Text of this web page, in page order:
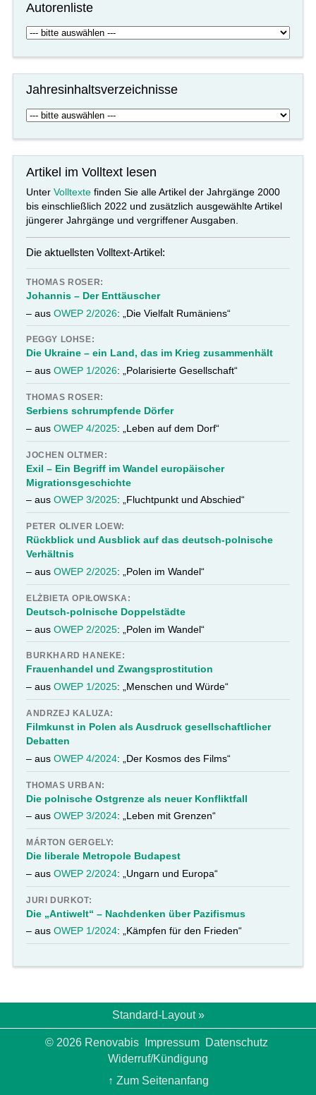
Autorenliste
Jahresinhaltsverzeichnisse
Artikel im Volltext lesen
UnterVolltexte finden Sie alle Artikel der Jahrgänge 2000
bis einschließlich 2022 und zusätzlich ausgewählte Artikel
jüngerer Jahrgänge und vergriffener Ausgaben.
Die aktuellsten Volltext-Artikel:
THOMAS ROSER:
Johannis – Der Enttäuscher
– ausOWEP 2/2026: „Die Vielfalt Rumäniens“
PEGGY LOHSE:
Die Ukraine – ein Land, das im Krieg zusammenhält
– ausOWEP 1/2026: „Polarisierte Gesellschaft“
THOMAS ROSER:
Serbiens schrumpfende Dörfer
– ausOWEP 4/2025: „Leben auf dem Dorf“
JOCHEN OLTMER:
Exil – Ein Begriff im Wandel europäischer
Migrationsgeschichte
– ausOWEP 3/2025: „Fluchtpunkt und Abschied“
PETER OLIVER LOEW:
Rückblick und Ausblick auf das deutsch-polnische
Verhältnis
– ausOWEP 2/2025: „Polen im Wandel“
ELŻBIETA OPIŁOWSKA:
Deutsch-polnische Doppelstädte
– ausOWEP 2/2025: „Polen im Wandel“
BURKHARD HANEKE:
Frauenhandel und Zwangsprostitution
– ausOWEP 1/2025: „Menschen und Würde“
ANDRZEJ KALUZA:
Filmkunst in Polen als Ausdruck gesellschaftlicher
Debatten
– ausOWEP 4/2024: „Der Kosmos des Films“
THOMAS URBAN:
Die polnische Ostgrenze als neuer Konfliktfall
– ausOWEP 3/2024: „Leben mit Grenzen“
MÁRTON GERGELY:
Die liberale Metropole Budapest
– ausOWEP 2/2024: „Ungarn und Europa“
JURI DURKOT:
Die „Antiwelt“ – Nachdenken über Pazifismus
– ausOWEP 1/2024: „Kämpfen für den Frieden“
Standard-Layout »
© 2026 Renovabis Impressum Datenschutz
Widerruf/Kündigung
↑ Zum Seitenanfang